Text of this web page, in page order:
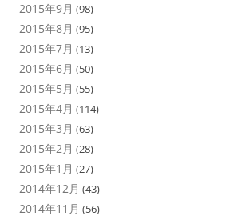
2015年9月 (98)
2015年8月 (95)
2015年7月 (13)
2015年6月 (50)
2015年5月 (55)
2015年4月 (114)
2015年3月 (63)
2015年2月 (28)
2015年1月 (27)
2014年12月 (43)
2014年11月 (56)